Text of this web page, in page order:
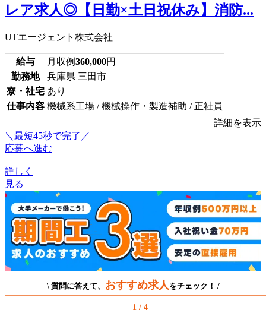
レア求人◎【日勤×土日祝休み】消防...
UTエージェント株式会社
給与 月収例360,000円
勤務地
兵庫県 三田市
寮・社宅 あり
仕事内容 機械系工場 / 機械操作・製造補助 / 正社員
詳細を表示
＼最短45秒で完了／
応募へ進む
詳しく
見る
\ 質問に答えて、 おすすめ求人 をチェック！ /
1 / 4